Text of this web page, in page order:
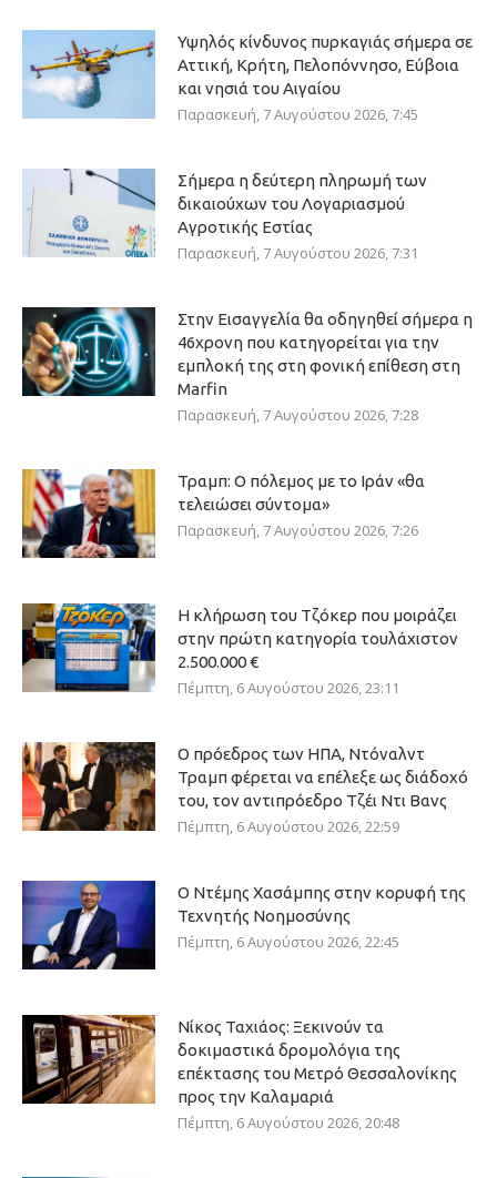
Υψηλός κίνδυνος πυρκαγιάς σήμερα σε
Αττική, Κρήτη, Πελοπόννησο, Εύβοια
και νησιά του Αιγαίου
Παρασκευή, 7 Αυγούστου 2026, 7:45
Σήμερα η δεύτερη πληρωμή των
δικαιούχων του Λογαριασμού
Αγροτικής Εστίας
Παρασκευή, 7 Αυγούστου 2026, 7:31
Στην Εισαγγελία θα οδηγηθεί σήμερα η
46χρονη που κατηγορείται για την
εμπλοκή της στη φονική επίθεση στη
Marfin
Παρασκευή, 7 Αυγούστου 2026, 7:28
Τραμπ: Ο πόλεμος με το Ιράν «θα
τελειώσει σύντομα»
Παρασκευή, 7 Αυγούστου 2026, 7:26
Η κλήρωση του Τζόκερ που μοιράζει
στην πρώτη κατηγορία τουλάχιστον
2.500.000 €
Πέμπτη, 6 Αυγούστου 2026, 23:11
Ο πρόεδρος των ΗΠΑ, Ντόναλντ
Τραμπ φέρεται να επέλεξε ως διάδοχό
του, τον αντιπρόεδρο Τζέι Ντι Βανς
Πέμπτη, 6 Αυγούστου 2026, 22:59
Ο Ντέμης Χασάμπης στην κορυφή της
Τεχνητής Νοημοσύνης
Πέμπτη, 6 Αυγούστου 2026, 22:45
Νίκος Ταχιάος: Ξεκινούν τα
δοκιμαστικά δρομολόγια της
επέκτασης του Μετρό Θεσσαλονίκης
προς την Καλαμαριά
Πέμπτη, 6 Αυγούστου 2026, 20:48